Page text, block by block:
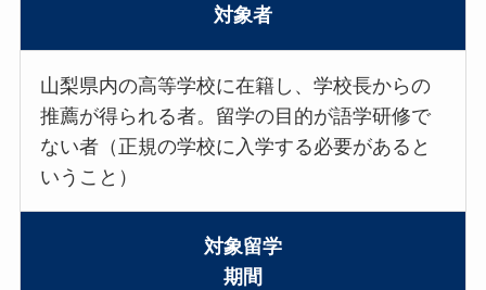
対象者
山梨県内の高等学校に在籍し、学校長からの
推薦が得られる者。留学の目的が語学研修で
ない者（正規の学校に入学する必要があると
いうこと）
対象留学
期間